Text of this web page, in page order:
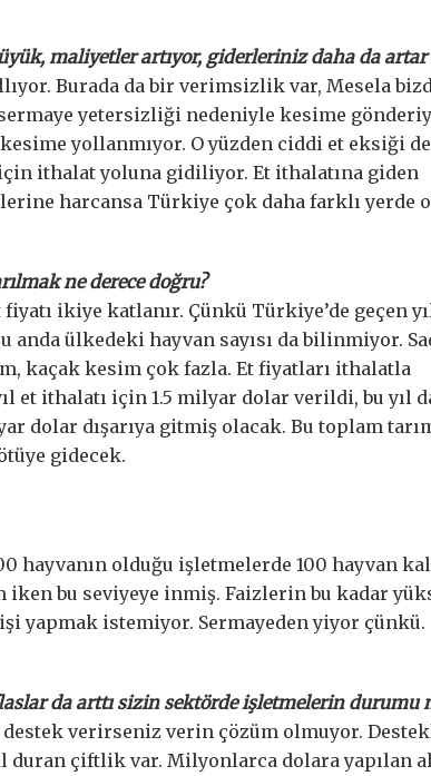
maliyetler artıyor, giderleriniz daha da artar
Burada da bir verimsizlik var, Mesela
yetersizliği nedeniyle kesime
yollanmıyor. O yüzden ciddi et eksiği
ithalat yoluna gidiliyor. Et ithalatına giden
harcansa Türkiye çok daha farklı yerde
ne derece doğru?
ikiye katlanır. Çünkü Türkiye’de geçen
anda ülkedeki hayvan sayısı da bilinmiyor.
kaçak kesim çok fazla. Et fiyatları ithalatla
et ithalatı için 1.5 milyar dolar verildi, bu yıl
dolar dışarıya gitmiş olacak. Bu toplam
gidecek.
hayvanın olduğu işletmelerde 100 hayvan
iken bu seviyeye inmiş. Faizlerin bu kadar
yapmak istemiyor. Sermayeden yiyor çünkü.
da arttı sizin sektörde işletmelerin durumu
verirseniz verin çözüm olmuyor.
duran çiftlik var. Milyonlarca dolara yapılan